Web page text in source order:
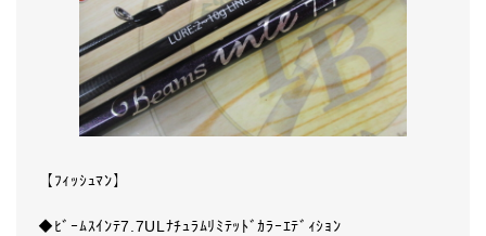
【ﾌｨｯｼｭﾏﾝ】
◆ﾋﾞｰﾑｽｲﾝﾃ7.7ULﾅﾁｭﾗﾑﾘﾐﾃｯﾄﾞｶﾗｰｴﾃﾞｨｼｮﾝ